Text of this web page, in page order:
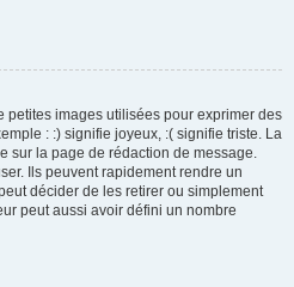
petites images utilisées pour exprimer des
: :) signifie joyeux, :( signifie triste. La
sur la page de rédaction de message.
Ils peuvent rapidement rendre un
décider de les retirer ou simplement
peut aussi avoir défini un nombre